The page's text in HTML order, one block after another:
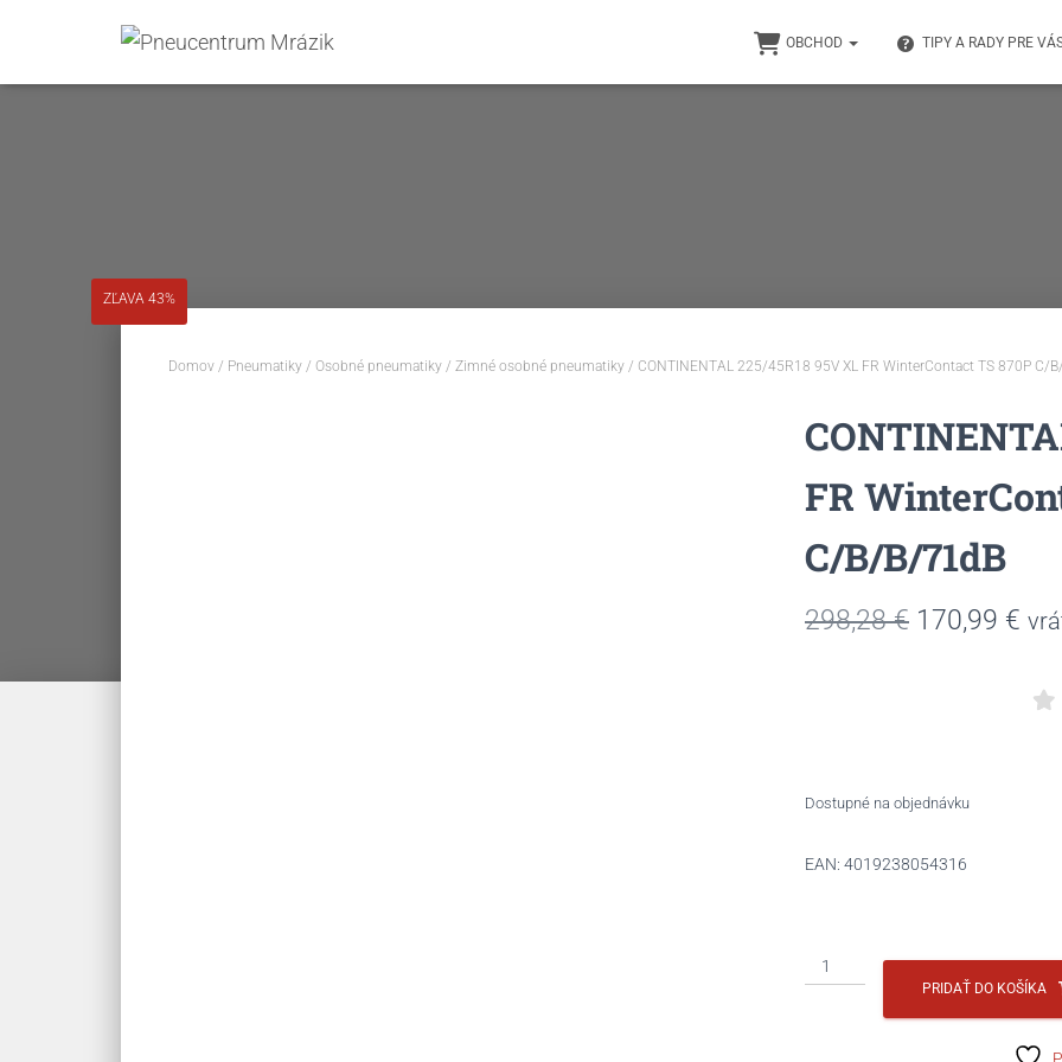
OBCHOD TIPY A RADY PRE
Domov / Pneumatiky / Osobné pneumatiky / Zimné osobné pneumatiky / CONTINENTAL 225/45R18 95V XL FR WinterContact TS 870P C/
ZĽAVA 43%
FR
C/B/B/71dB
298,28€ Pôvodná
170,99 €
je:
Dostupné na objednávku
EAN: 4019238054316
množstvo
CONTINENTAL
225/45R18
PRIDAŤ DO KOŠÍKA